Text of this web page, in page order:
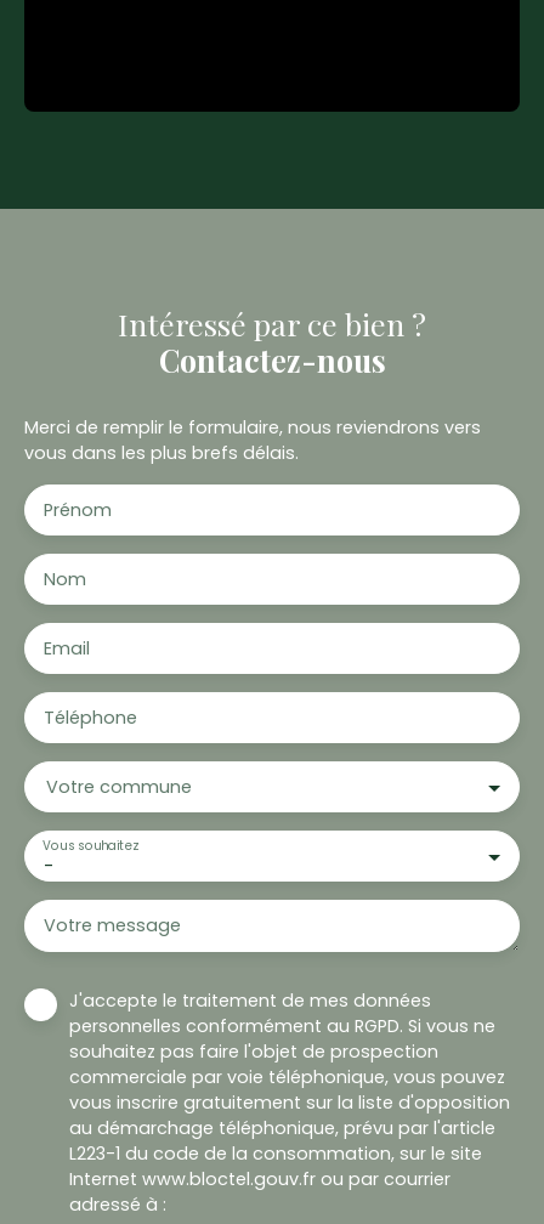
Intéressé par ce bien ?
Contactez-nous
Merci de remplir le formulaire, nous reviendrons vers
vous dans les plus brefs délais.
Prénom
Nom
Email
Téléphone
Votre commune
-
Vous souhaitez
Votre message
J'accepte le traitement de mes données
personnelles conformément au RGPD. Si vous ne
souhaitez pas faire l'objet de prospection
commerciale par voie téléphonique, vous pouvez
vous inscrire gratuitement sur la liste d'opposition
au démarchage téléphonique, prévu par l'article
L223-1 du code de la consommation, sur le site
Internet www.bloctel.gouv.fr ou par courrier
adressé à :